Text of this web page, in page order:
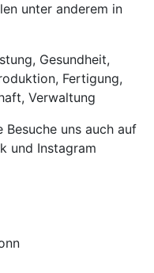
unter anderem in
Gesundheit,
Fertigung,
Verwaltung
uns auch auf
und Instagram